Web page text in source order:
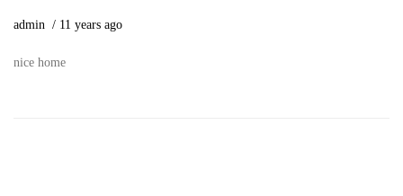
admin 11 years ago
nice home